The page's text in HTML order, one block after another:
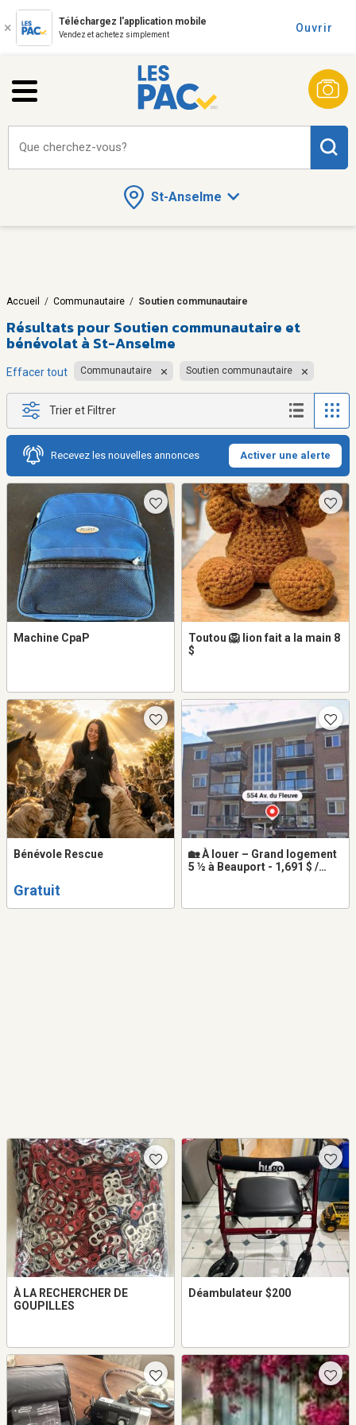
Téléchargez l'application mobile
Vendez et achetez simplement
Ouvrir
St-Anselme
Que cherchez-vous?
Accueil / Communautaire / Soutien communautaire
Résultats pour Soutien communautaire et
bénévolat à St-Anselme
Effacer tout Communautaire Soutien communautaire
Trier et Filtrer
Recevez les nouvelles annonces Activer une alerte
Machine CpaP
Toutou 🦁 lion fait a la main 8
$
Bénévole Rescue
Gratuit
🏡 À louer – Grand logement
5 ½ à Beauport - 1,691 $ /
À LA RECHERCHER DE
GOUPILLES
Déambulateur $200